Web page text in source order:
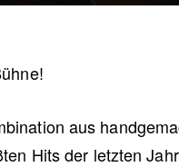
aus
Hits der letzten